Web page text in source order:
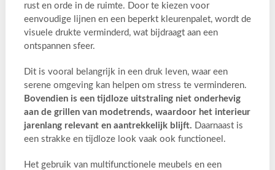
rust en orde in de ruimte. Door te kiezen voor
eenvoudige lijnen en een beperkt kleurenpalet, wordt de
visuele drukte verminderd, wat bijdraagt aan een
ontspannen sfeer.
Dit is vooral belangrijk in een druk leven, waar een
serene omgeving kan helpen om stress te verminderen.
Bovendien is een tijdloze uitstraling niet onderhevig
aan de grillen van modetrends, waardoor het interieur
jarenlang relevant en aantrekkelijk blijft. Daarnaast is
een strakke en tijdloze look vaak ook functioneel.
Het gebruik van multifunctionele meubels en een